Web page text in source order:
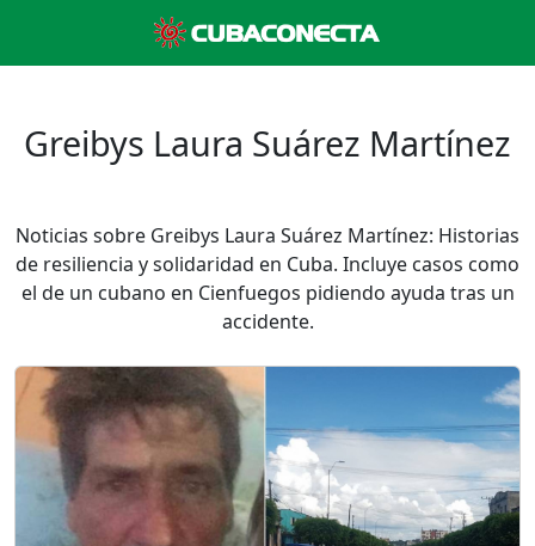
Greibys Laura Suárez Martínez
Noticias sobre Greibys Laura Suárez Martínez: Historias
de resiliencia y solidaridad en Cuba. Incluye casos como
el de un cubano en Cienfuegos pidiendo ayuda tras un
accidente.